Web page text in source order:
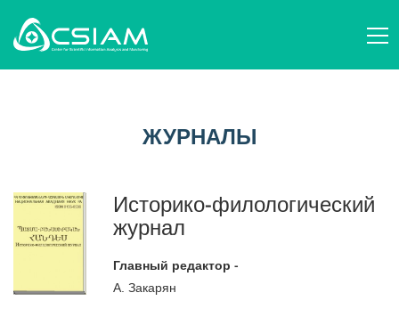
ВОПРОСЫ НАУКОВЕДЕНИЯ
ПУБЛИКАЦИИ
КОНТАКТЫ
ЖУРНАЛЫ
Историко-филологический
журнал
Главный редактор -
А. Закарян